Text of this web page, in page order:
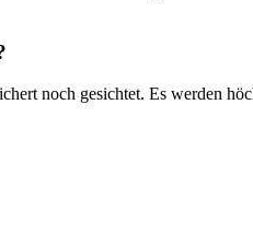
noch gesichtet. Es werden